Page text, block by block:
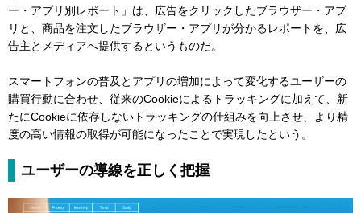
ー・アプリ別レポート」は、広告をクリックしたブラウザー・アプ
リと、商品を注文したブラウザー・アプリが分かるレポートを、広
告主とメディアへ提供するというものだ。
スマートフォンの普及とアプリの増加によって変化するユーザーの
購買行動に合わせ、従来のCookieによるトラッキングに加えて、新
たにCookieに依存しないトラッキングの仕組みを向上させ、より精
度の高い情報の取得が可能になったことで実現したという。
ユーザーの導線を正しく把握